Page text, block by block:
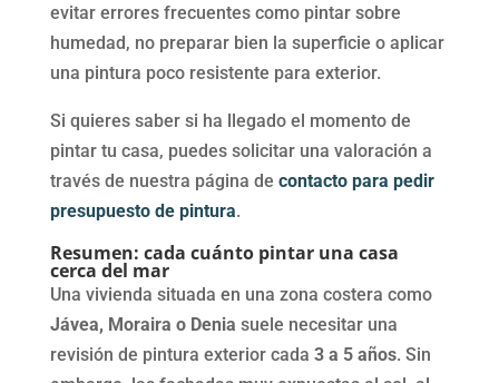
evitar errores frecuentes como pintar sobre
humedad, no preparar bien la superficie o aplicar
una pintura poco resistente para exterior.
Si quieres saber si ha llegado el momento de
pintar tu casa, puedes solicitar una valoración a
través de nuestra página de contacto para pedir
presupuesto de pintura.
Resumen: cada cuánto pintar una casa
cerca del mar
Una vivienda situada en una zona costera como
Jávea, Moraira o Denia suele necesitar una
revisión de pintura exterior cada 3 a 5 años. Sin